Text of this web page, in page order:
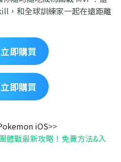
，和全球訓練家一起在遠距離
立即購買
立即購買
iOS>>
體戰最新攻略！免費方法&入